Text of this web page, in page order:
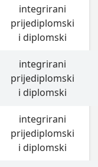
integrirani
prijediplomski
i diplomski
integrirani
prijediplomski
i diplomski
integrirani
prijediplomski
i diplomski